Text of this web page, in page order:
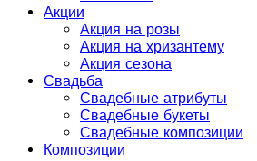
Акции
Акция на розы
Акция на хризантему
Акция сезона
Свадьба
Свадебные атрибуты
Свадебные букеты
Свадебные композиции
Композиции